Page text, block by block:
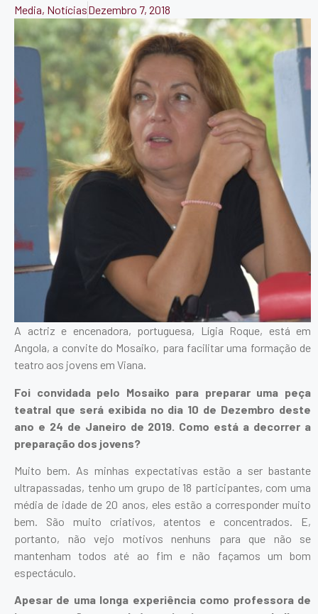
Media, NotíciasDezembro 7, 2018
A actriz e encenadora, portuguesa, Lígia Roque, está em
Angola, a convite do Mosaiko, para facilitar uma formação de
teatro aos jovens em Viana.
Foi convidada pelo Mosaiko para preparar uma peça
teatral que será exibida no dia 10 de Dezembro deste
ano e 24 de Janeiro de 2019. Como está a decorrer a
preparação dos jovens?
Muito bem. As minhas expectativas estão a ser bastante
ultrapassadas, tenho um grupo de 18 participantes, com uma
média de idade de 20 anos, eles estão a corresponder muito
bem. São muito criativos, atentos e concentrados. E,
portanto, não vejo motivos nenhuns para que não se
mantenham todos até ao fim e não façamos um bom
espectáculo.
Apesar de uma longa experiência como professora de